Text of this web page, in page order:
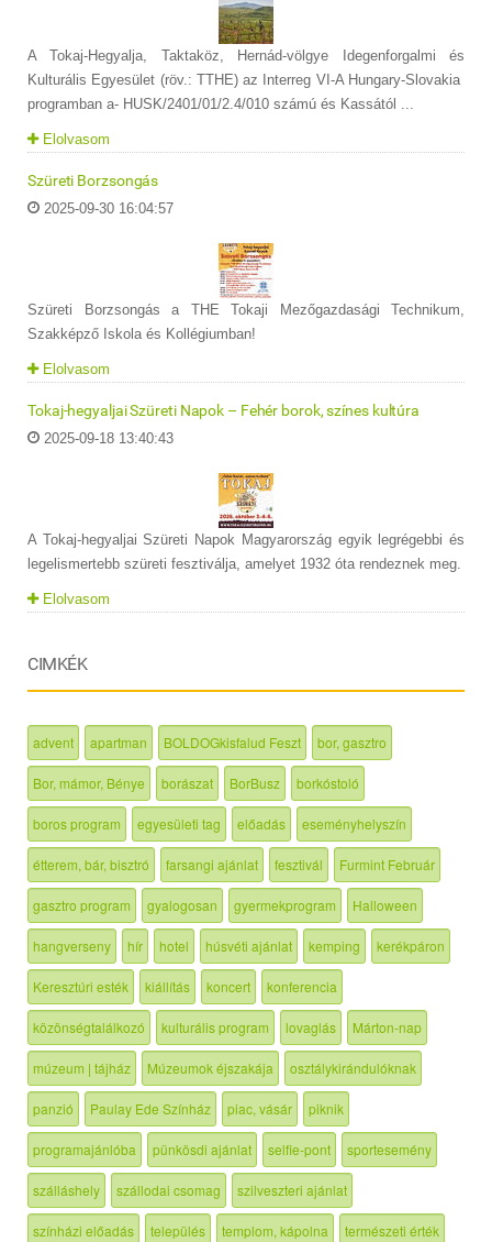
A Tokaj-Hegyalja, Taktaköz, Hernád-völgye Idegenforgalmi és
Kulturális Egyesület (röv.: TTHE) az Interreg VI-A Hungary-Slovakia
programban a- HUSK/2401/01/2.4/010 számú és Kassától ...
Elolvasom
Szüreti Borzsongás
2025-09-30 16:04:57
Szüreti Borzsongás a THE Tokaji Mezőgazdasági Technikum,
Szakképző Iskola és Kollégiumban!
Elolvasom
Tokaj-hegyaljai Szüreti Napok – Fehér borok, színes kultúra
2025-09-18 13:40:43
A Tokaj-hegyaljai Szüreti Napok Magyarország egyik legrégebbi és
legelismertebb szüreti fesztiválja, amelyet 1932 óta rendeznek meg.
Elolvasom
CIMKÉK
advent apartman BOLDOGkisfalud Feszt bor, gasztro
Bor, mámor, Bénye borászat BorBusz borkóstoló
boros program egyesületi tag előadás eseményhelyszín
étterem, bár, bisztró farsangi ajánlat fesztivál Furmint Február
gasztro program gyalogosan gyermekprogram Halloween
hangverseny hír hotel húsvéti ajánlat kemping kerékpáron
Keresztúri esték kiállítás koncert konferencia
közönségtalálkozó kulturális program lovaglás Márton-nap
múzeum | tájház Múzeumok éjszakája osztálykirándulóknak
panzió Paulay Ede Színház piac, vásár piknik
programajánlóba pünkösdi ajánlat selfie-pont sportesemény
szálláshely szállodai csomag szilveszteri ajánlat
színházi előadás település templom, kápolna természeti érték